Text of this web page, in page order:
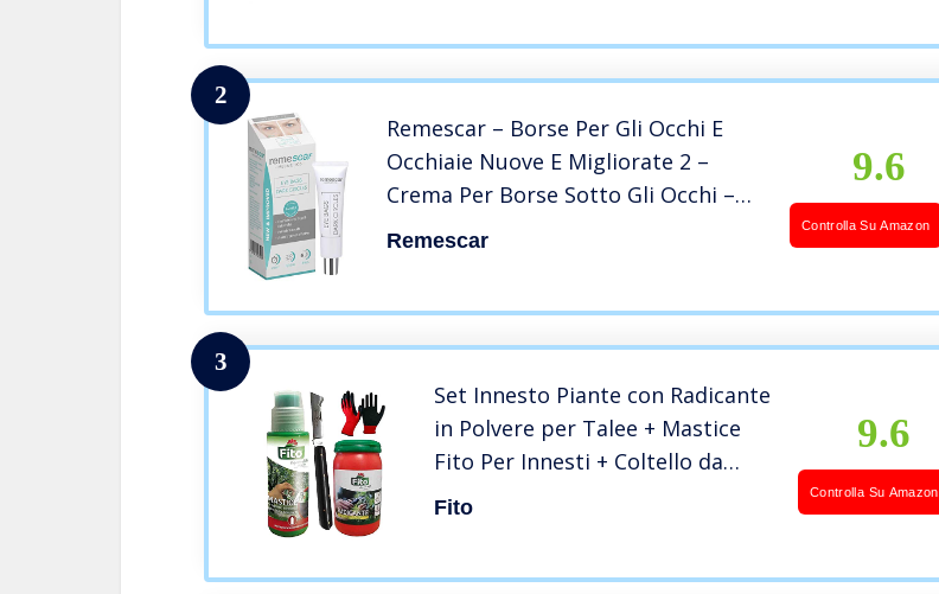
2
Remescar – Borse Per Gli Occhi E
Occhiaie Nuove E Migliorate 2 –
Crema Per Borse Sotto Gli Occhi –
Rimozione Dei Cerchi Scuri – Rimuovi
Remescar
9.6
Controlla Su Amazon
3
Set Innesto Piante con Radicante
in Polvere per Talee + Mastice
Fito Per Innesti + Coltello da
Innesto con Lama in Acciaio Inox
Fito
9.6
Controlla Su Amazon